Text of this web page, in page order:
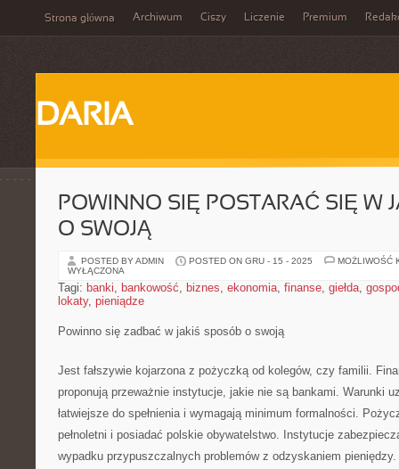
Strona główna Archiwum Ciszy Liczenie Premium
DARIA
POWINNO SIĘ POSTARAĆ SIĘ W
O SWOJĄ
POSTED BY ADMIN POSTED ON GRU - 15 - 2025
MOŻLIWOŚĆ
WYŁĄCZONA
Tagi: banki, bankowość, biznes, ekonomia, finanse, giełda,
lokaty, pieniądze
Powinno się zadbać w jakiś sposób o swoją
Jest fałszywie kojarzona z pożyczką od kolegów, czy familii.
proponują przeważnie instytucje, jakie nie są bankami. Warunki
łatwiejsze do spełnienia i wymagają minimum formalności.
pełnoletni i posiadać polskie obywatelstwo. Instytucje
wypadku przypuszczalnych problemów z odzyskaniem